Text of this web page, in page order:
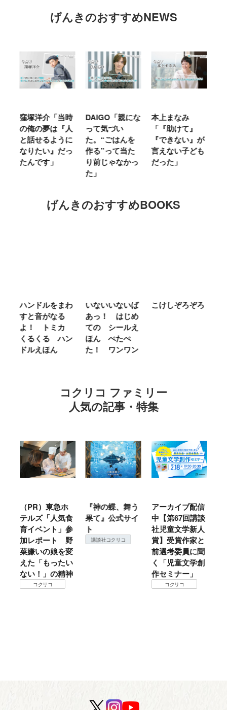
げんきのおすすめNEWS
窪塚洋介「当時
の俺の夢は『人
と話せるように
なりたい』だっ
たんです」
DAIGO「親にな
って気づい
た。“ごはんを
作る”って当た
り前じゃなかっ
た」
本上まなみ
「『助けて』
『できない』が
言えない子ども
だった」
げんきのおすすめBOOKS
ハンドルをまわ
すと音がなる
よ！ トミカ
くるくる ハン
ドルえほん
いないいないば
あっ！ はじめ
ての シールえ
ほん ぺたぺ
た！ ワンワン
こけしぞろぞろ
コクリコ ファミリー
人気の記事・特集
（PR）東急ホ
テルズ「人気食
育イベント」参
加レポート 野
菜嫌いの娘を変
えた「もったい
ない！」の精神
コクリコ
『神の蝶、舞う
果て』公式サイ
ト
講談社コクリコ
アーカイブ配信
中【第67回講談
社児童文学新人
賞】受賞作家と
前選考委員に聞
く「児童文学創
作セミナー」
コクリコ